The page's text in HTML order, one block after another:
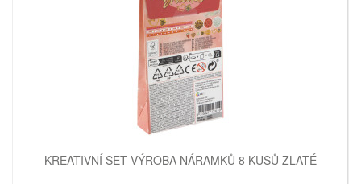
KREATIVNÍ SET VÝROBA NÁRAMKŮ 8 KUSŮ ZLATÉ